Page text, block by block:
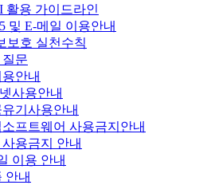
활용 가이드라인
및 E-메일 이용안내
보호 실천수칙
문
안내
사용안내
기사용안내
프트웨어 사용금지안내
용금지 안내
이용 안내
안내